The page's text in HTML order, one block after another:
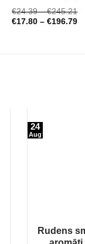
Novērtēts
ar4.72 no 5
€24.39–€245.21
€17.80 –€196.79
Rudens
24
Aug